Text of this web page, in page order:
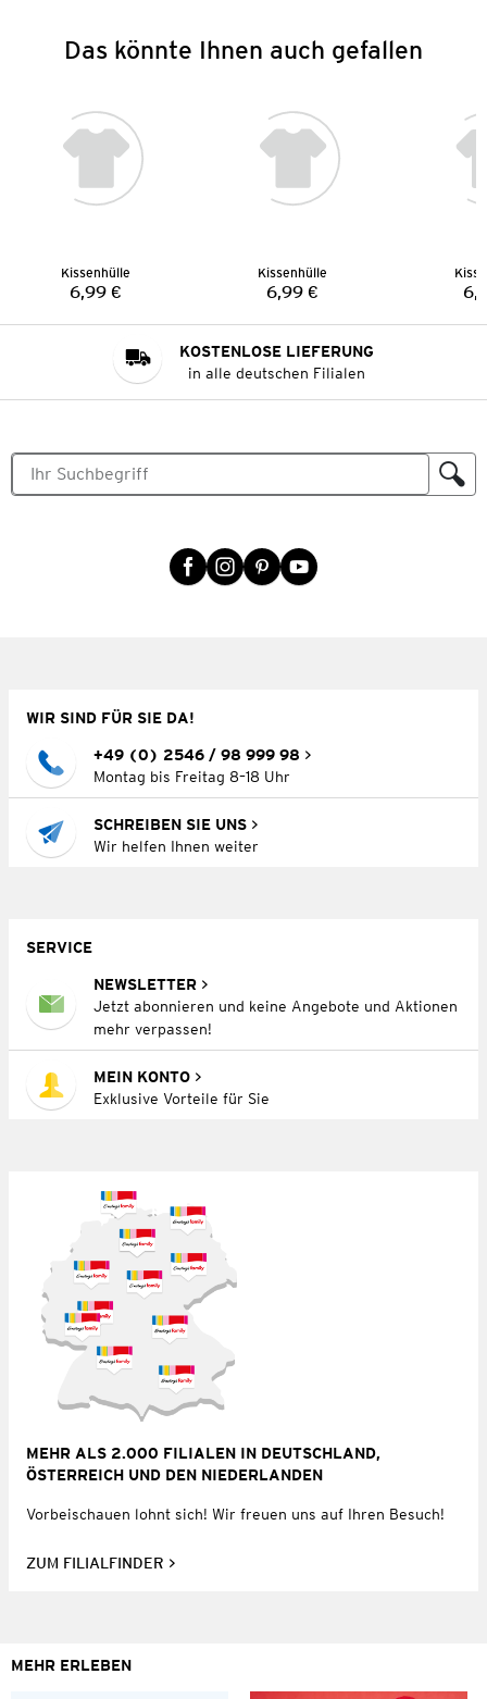
Das könnte Ihnen auch gefallen
Kissenhülle
Preis:
6,99 €
Kissenhülle
Preis:
6,99 €
KOSTENLOSE LIEFERUNG
in alle deutschen Filialen
WIR SIND FÜR SIE DA!
+49 (0) 2546 / 98 999 98
Montag bis Freitag 8–18 Uhr
SCHREIBEN SIE UNS
Wir helfen Ihnen weiter
SERVICE
NEWSLETTER
Jetzt abonnieren und keine Angebote und Aktionen
mehr verpassen!
MEIN KONTO
Exklusive Vorteile für Sie
MEHR ALS 2.000 FILIALEN IN DEUTSCHLAND,
ÖSTERREICH UND DEN NIEDERLANDEN
Vorbeischauen lohnt sich! Wir freuen uns auf Ihren Besuch!
ZUM FILIALFINDER
MEHR ERLEBEN